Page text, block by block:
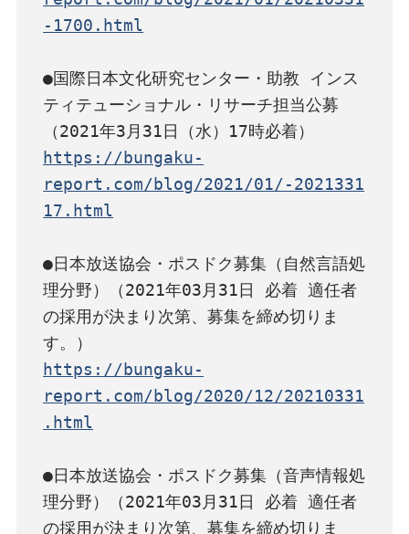
-1700.html
●国際日本文化研究センター・助教 インス
ティテューショナル・リサーチ担当公募
https://bungaku-
report.com/blog/2021/01/-2021331
17.html
●日本放送協会・ポスドク募集（自然言語処
理分野）（2021年03月31日 必着 適任者
の採用が決まり次第、募集を締め切りま
https://bungaku-
report.com/blog/2020/12/20210331
.html
●日本放送協会・ポスドク募集（音声情報処
理分野）（2021年03月31日 必着 適任者
の採用が決まり次第、募集を締め切りま